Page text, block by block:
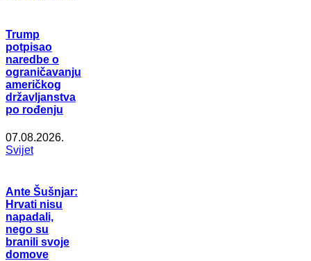
Trump
potpisao
naredbe o
ograničavanju
američkog
državljanstva
po rođenju
07.08.2026.
Svijet
Ante Šušnjar:
Hrvati nisu
napadali,
nego su
branili svoje
domove